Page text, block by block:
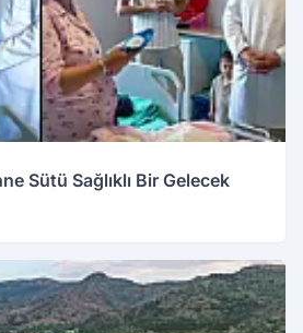
Sütü Sağlıklı Bir Gelecek